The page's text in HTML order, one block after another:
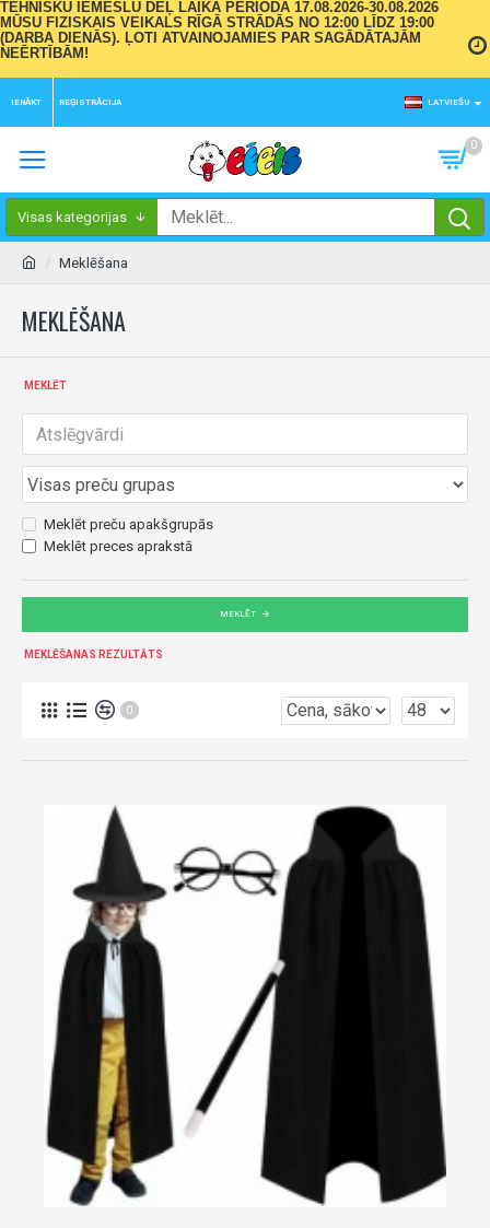
TEHNISKU IEMESLU DĒĻ LAIKA PERIODĀ 17.08.2026-30.08.2026
MŪSU FIZISKAIS VEIKALS RĪGĀ STRĀDĀS NO 12:00 LĪDZ 19:00
(DARBA DIENĀS). ĻOTI ATVAINOJAMIES PAR SAGĀDĀTAJĀM
NEĒRTĪBĀM!
IENĀKT REĢISTRĀCIJA LATVIEŠU
0
Visas kategorijas
Meklēšana
MEKLĒŠANA
MEKLĒT
Meklēt preču apakšgrupās
Meklēt preces aprakstā
MEKLĒT
MEKLĒŠANAS REZULTĀTS
0